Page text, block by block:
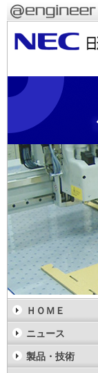
ＨＯＭＥ
ニュース
製品・技術